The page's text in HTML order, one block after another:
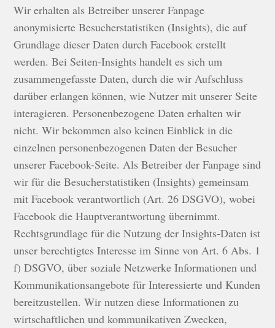
Wir erhalten als Betreiber unserer Fanpage
anonymisierte Besucherstatistiken (Insights), die auf
Grundlage dieser Daten durch Facebook erstellt
werden. Bei Seiten-Insights handelt es sich um
zusammengefasste Daten, durch die wir Aufschluss
darüber erlangen können, wie Nutzer mit unserer Seite
interagieren. Personenbezogene Daten erhalten wir
nicht. Wir bekommen also keinen Einblick in die
einzelnen personenbezogenen Daten der Besucher
unserer Facebook-Seite. Als Betreiber der Fanpage sind
wir für die Besucherstatistiken (Insights) gemeinsam
mit Facebook verantwortlich (Art. 26 DSGVO), wobei
Facebook die Hauptverantwortung übernimmt.
Rechtsgrundlage für die Nutzung der Insights-Daten ist
unser berechtigtes Interesse im Sinne von Art. 6 Abs. 1
f) DSGVO, über soziale Netzwerke Informationen und
Kommunikationsangebote für Interessierte und Kunden
bereitzustellen. Wir nutzen diese Informationen zu
wirtschaftlichen und kommunikativen Zwecken,